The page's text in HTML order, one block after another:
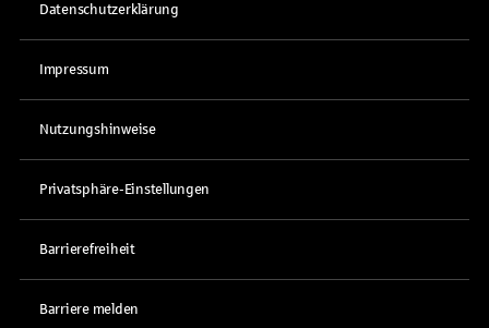
Datenschutzerklärung
Impressum
Nutzungshinweise
Privatsphäre-Einstellungen
Barrierefreiheit
Barriere melden